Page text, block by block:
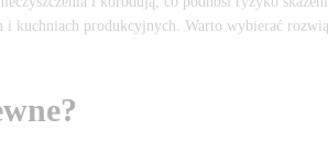
i kuchniach produkcyjnych. Warto wybierać